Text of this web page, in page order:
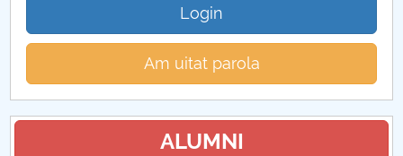
Login
Am uitat parola
ALUMNI